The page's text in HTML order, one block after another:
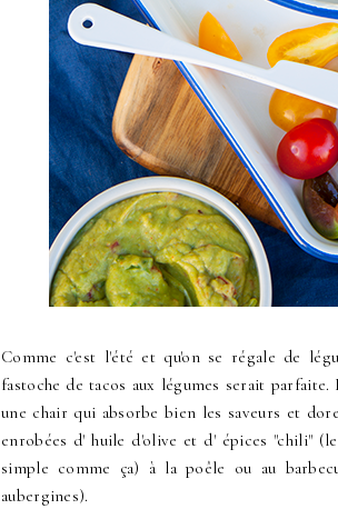
Comme c'est l'été et qu'on se régale de
fastoche de tacos aux légumes serait
une chair qui absorbe bien les saveurs et
enrobées d' huile d'olive et d' épices "chili"
simple comme ça) à la poêle ou au
aubergines).